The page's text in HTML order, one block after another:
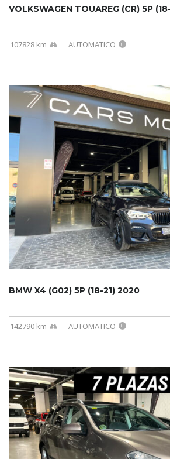
107828 km AUTOMATICO
BMW X4 (G02) 5P (18-21) 2020
142790 km AUTOMATICO